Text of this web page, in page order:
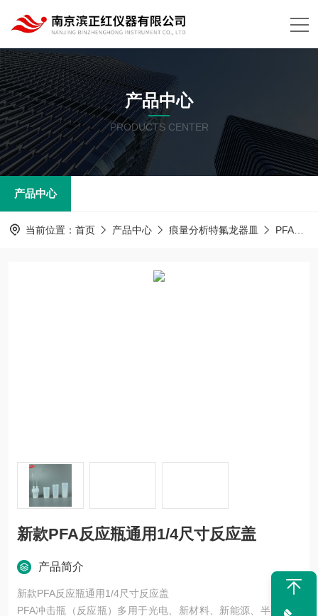
产品中心
PRODUCTS CENTER
产品中心
当前位置： 首页 产品中心 痕量分析特氟龙器皿 PFA器皿
新款PFA反应瓶通用1/4尺寸反应盖
产品简介
新款PFA反应瓶通用1/4尺寸反应盖
PFA冲击瓶（反应瓶）多用于光电、新材料、新能源、半导体等